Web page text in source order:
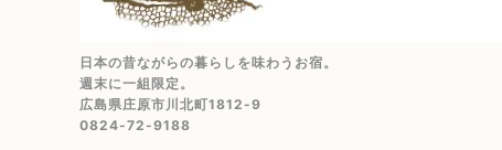
日本の昔ながらの暮らしを味わうお宿。
週末に一組限定。
広島県庄原市川北町1812-9
0824-72-9188